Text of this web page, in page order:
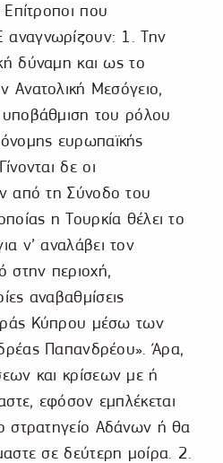
που
1. Την
δύναμη και ως το
Ανατολική Μεσόγειο,
του ρόλου
ευρωπαϊκής
δε οι
από τη Σύνοδο του
η Τουρκία θέλει το
ν’ αναλάβει τον
στην περιοχή,
αναβαθμίσεις
Κύπρου μέσω των
Παπανδρέου». Άρα,
και κρίσεων με ή
εφόσον εμπλέκεται
στρατηγείο Αδάνων ή θα
σε δεύτερη μοίρα. 2.